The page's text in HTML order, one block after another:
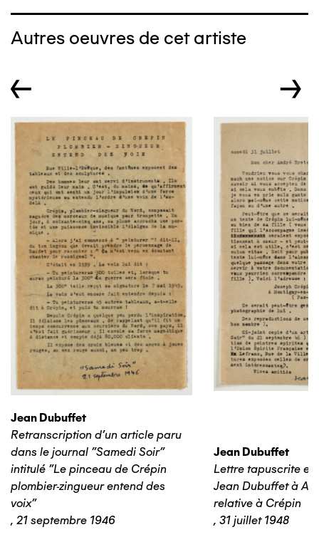
Autres oeuvres de cet artiste
← →
Jean Dubuffet
Retranscription d'un article paru
dans le journal "Samedi Soir"
intitulé "Le pinceau de Crépin
plombier-zingueur entend des
voix"
, 21 septembre 1946
Jean Dubuffet
Lettre tapuscrite et
Jean Dubuffet à
relative à Crépin
, 31 juillet 1948